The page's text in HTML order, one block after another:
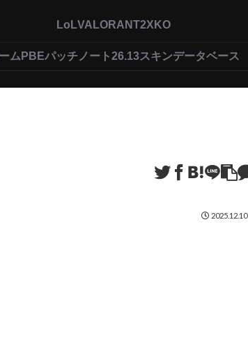
LoLVALORANT2XKO
ム PBEパッチノート26.13スキンデータベース
2025.12.10